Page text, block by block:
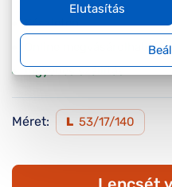
Készleten
Online megvásárolható
Ingyenes szállítás
Méret: L 53/17/140
Elutasítás